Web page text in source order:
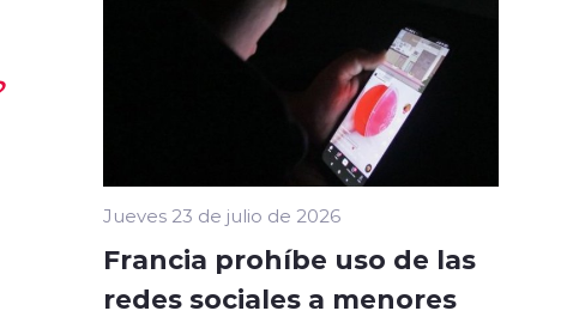
Jueves 23 de julio de 2026
Francia prohíbe uso de las
redes sociales a menores